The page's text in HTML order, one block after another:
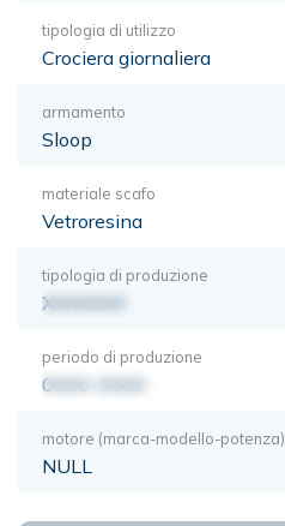
tipologia di utilizzo
Crociera giornaliera
armamento
Sloop
materiale scafo
Vetroresina
tipologia di produzione
XXXXXXX
periodo di produzione
0000-0000
motore (marca-modello-potenza)
NULL